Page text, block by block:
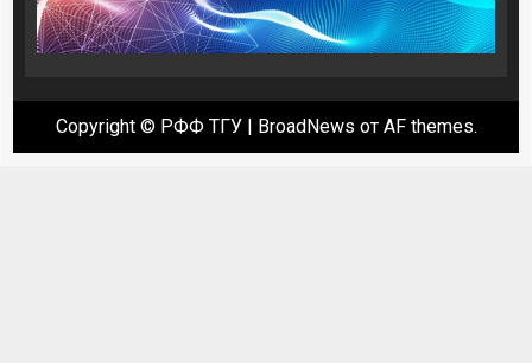
Copyright © РФФ ТГУ BroadNews от AF themes.